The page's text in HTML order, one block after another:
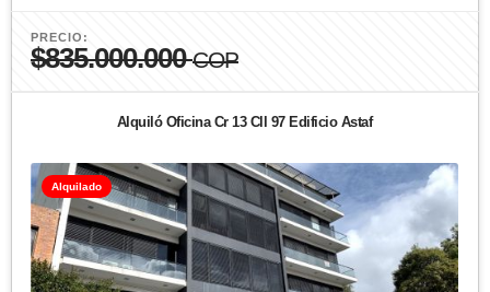
PRECIO:
$835.000.000COP
Alquiló Oficina Cr 13 Cll 97 Edificio Astaf
Alquilado